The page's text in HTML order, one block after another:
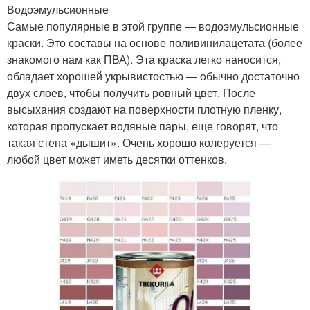
Водоэмульсионные
Самые популярные в этой группе — водоэмульсионные
краски. Это составы на основе поливинилацетата (более
знакомого нам как ПВА). Эта краска легко наносится,
обладает хорошей укрывистостью — обычно достаточно
двух слоев, чтобы получить ровный цвет. После
высыхания создают на поверхности плотную пленку,
которая пропускает водяные пары, еще говорят, что
такая стена «дышит». Очень хорошо колеруется —
любой цвет может иметь десятки оттенков.